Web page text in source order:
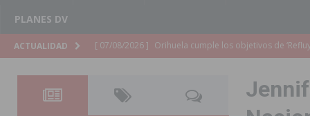
PLANES DV
ACTUALIDAD [ 07/08/2026 ] Orihuela organiza un concierto
[ 07/08/2026 ]
El Ayuntamiento de Almoradí mejora